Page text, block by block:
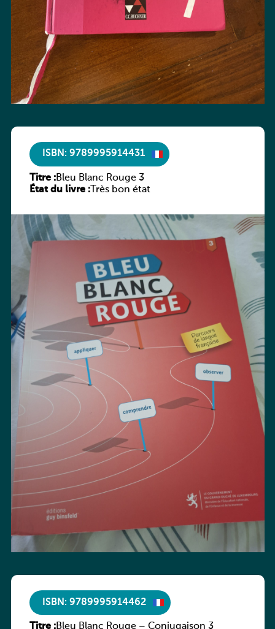
ISBN: 9789995914431
Titre :Bleu Blanc Rouge 3
État du livre :Très bon état
ISBN: 9789995914462
Titre :Bleu Blanc Rouge – Conjugaison 3